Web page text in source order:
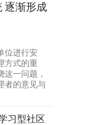
逐渐形成
位进行安
方式的重
一问题，
者的意见与
习型社区